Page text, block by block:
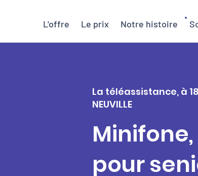
L'offre Le prix Notre histoire
La téléassistance, à
NEUVILLE
pour